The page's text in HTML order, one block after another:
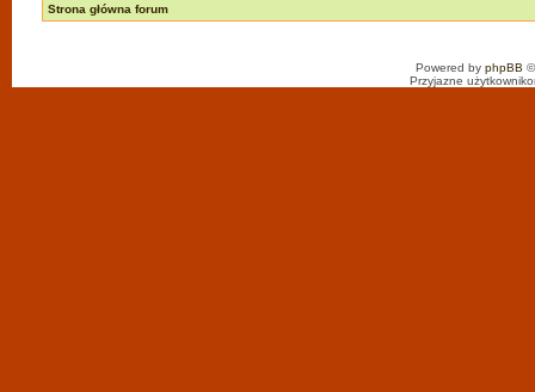
Strona główna forum
Powered by phpBB
Przyjazne